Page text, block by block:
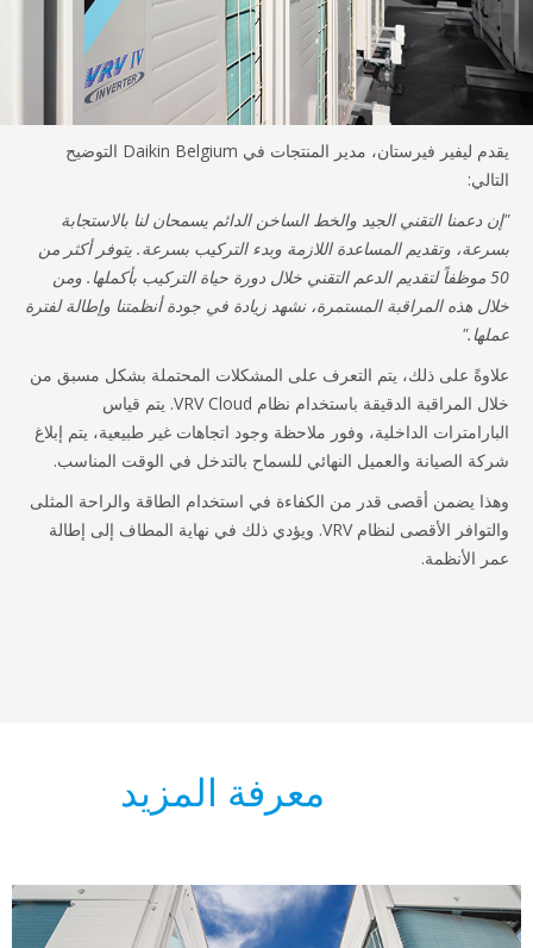
يقدم ليفير فيرستان، مدير المنتجات في Daikin Belgium التوضيح
التقني الجيد والخط الساخن الدائم يسمحان لنا بالاستجابة
وتقديم المساعدة اللازمة وبدء التركيب بسرعة. يتوفر أكثر من
50 موظفاً لتقديم الدعم التقني خلال دورة حياة التركيب بأكملها. ومن
هذه المراقبة المستمرة، نشهد زيادة في جودة أنظمتنا وإطالة لفترة
على ذلك، يتم التعرف على المشكلات المحتملة بشكل مسبق من
خلال المراقبة الدقيقة باستخدام نظام VRV Cloud. يتم قياس
الداخلية، وفور ملاحظة وجود اتجاهات غير طبيعية، يتم إبلاغ
الصيانة والعميل النهائي للسماح بالتدخل في الوقت المناسب.
يضمن أقصى قدر من الكفاءة في استخدام الطاقة والراحة المثلى
والتوافر الأقصى لنظام VRV. ويؤدي ذلك في نهاية المطاف إلى إطالة
الأنظمة.
معرفة المزيد